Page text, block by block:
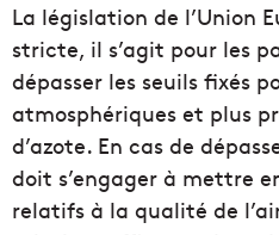
La législation de l’Union
stricte, il s’agit pour les
dépasser les seuils fixés
atmosphériques et plus
d’azote. En cas de
doit s’engager à mettre
relatifs à la qualité de